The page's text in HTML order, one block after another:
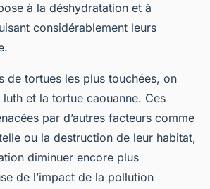
à la déshydratation et à
considérablement leurs
de tortues les plus touchées, on
et la tortue caouanne. Ces
par d’autres facteurs comme
ou la destruction de leur habitat,
diminuer encore plus
de l’impact de la pollution